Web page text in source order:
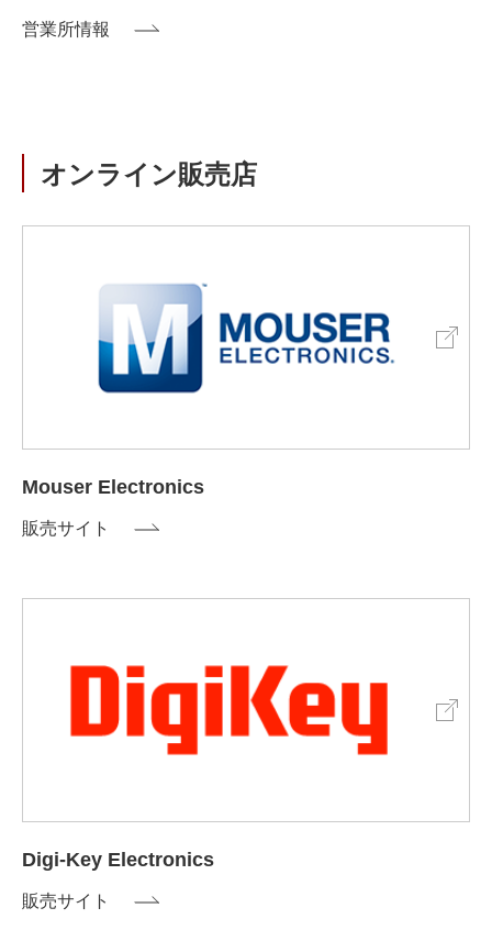
営業所情報
オンライン販売店
Mouser Electronics
販売サイト
Digi-Key Electronics
販売サイト